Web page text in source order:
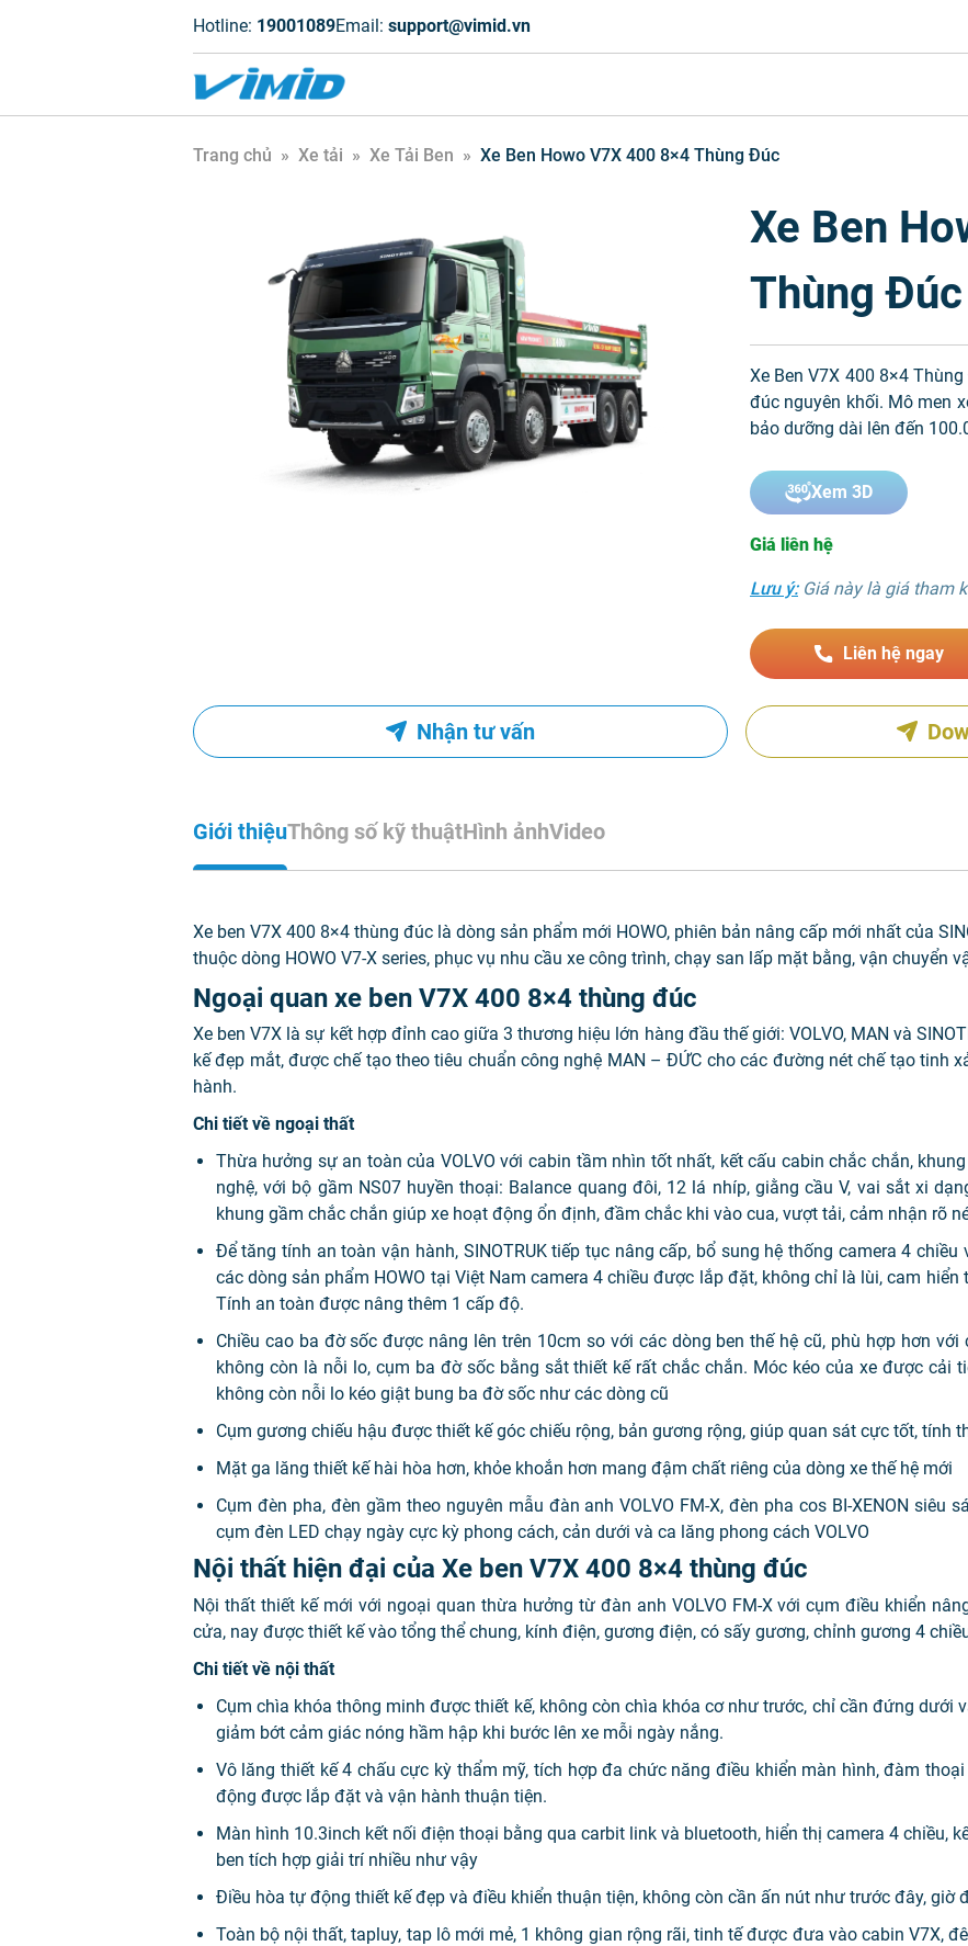
Hotline: 19001089Email: support@vimid.vn
Trang chủ » Xe tải » Xe Tải Ben » Xe Ben Howo V7X 400 8×4 Thùng Đúc
Xe Ben
Thùng Đúc
Xe Ben V7X 400 8×4
đúc nguyên khối. Mô men
bảo dưỡng dài lên đến
Xem 3D
Giá liên hệ
Lưu ý:Giá này là giá tham
Liên hệ ngay
Nhận tư vấn
Giới thiệuThông số kỹ thuậtHình ảnhVideo
Xe ben V7X 400 8×4 thùng đúc là dòng sản phẩm mới HOWO, phiên bản nâng cấp mới nhất của
thuộc dòng HOWO V7-X series, phục vụ nhu cầu xe công trình, chạy san lấp mặt bằng, vận chuyển
Ngoại quan xe ben V7X 400 8×4 thùng đúc
Xe ben V7X là sự kết hợp đỉnh cao giữa 3 thương hiệu lớn hàng đầu thế giới: VOLVO, MAN và
kế đẹp mắt, được chế tạo theo tiêu chuẩn công nghệ MAN – ĐỨC cho các đường nét chế tạo tinh
hành.
Chi tiết về ngoại thất
Thừa hưởng sự an toàn của VOLVO với cabin tầm nhìn tốt nhất, kết cấu cabin chắc chắn,
nghệ, với bộ gầm NS07 huyền thoại: Balance quang đôi, 12 lá nhíp, giằng cầu V, vai sắt xi
khung gầm chắc chắn giúp xe hoạt động ổn định, đầm chắc khi vào cua, vượt tải, cảm nhận rõ
Để tăng tính an toàn vận hành, SINOTRUK tiếp tục nâng cấp, bổ sung hệ thống camera 4
các dòng sản phẩm HOWO tại Việt Nam camera 4 chiều được lắp đặt, không chỉ là lùi, cam
Tính an toàn được nâng thêm 1 cấp độ.
Chiều cao ba đờ sốc được nâng lên trên 10cm so với các dòng ben thế hệ cũ, phù hợp hơn
không còn là nỗi lo, cụm ba đờ sốc bằng sắt thiết kế rất chắc chắn. Móc kéo của xe được cải
không còn nỗi lo kéo giật bung ba đờ sốc như các dòng cũ
Cụm gương chiếu hậu được thiết kế góc chiếu rộng, bản gương rộng, giúp quan sát cực tốt, tính
Mặt ga lăng thiết kế hài hòa hơn, khỏe khoắn hơn mang đậm chất riêng của dòng xe thế hệ mới
Cụm đèn pha, đèn gầm theo nguyên mẫu đàn anh VOLVO FM-X, đèn pha cos BI-XENON siêu
cụm đèn LED chạy ngày cực kỳ phong cách, cản dưới và ca lăng phong cách VOLVO
Nội thất hiện đại của Xe ben V7X 400 8×4 thùng đúc
Nội thất thiết kế mới với ngoại quan thừa hưởng từ đàn anh VOLVO FM-X với cụm điều khiển
cửa, nay được thiết kế vào tổng thể chung, kính điện, gương điện, có sấy gương, chỉnh gương 4
Chi tiết về nội thất
Cụm chìa khóa thông minh được thiết kế, không còn chìa khóa cơ như trước, chỉ cần đứng dưới
giảm bớt cảm giác nóng hầm hập khi bước lên xe mỗi ngày nắng.
Vô lăng thiết kế 4 chấu cực kỳ thẩm mỹ, tích hợp đa chức năng điều khiển màn hình, đàm
động được lắp đặt và vận hành thuận tiện.
Màn hình 10.3inch kết nối điện thoại bằng qua carbit link và bluetooth, hiển thị camera 4 chiều,
ben tích hợp giải trí nhiều như vậy
Điều hòa tự động thiết kế đẹp và điều khiển thuận tiện, không còn cần ấn nút như trước đây, giờ
Toàn bộ nội thất, tapluy, tap lô mới mẻ, 1 không gian rộng rãi, tinh tế được đưa vào cabin V7X,